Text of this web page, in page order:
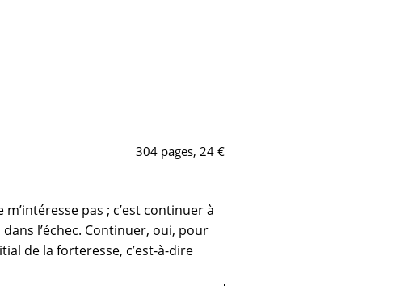
304 pages, 24 €
pas ; c’est continuer à
l’échec. Continuer, oui, pour
de la forteresse, c’est-à-dire